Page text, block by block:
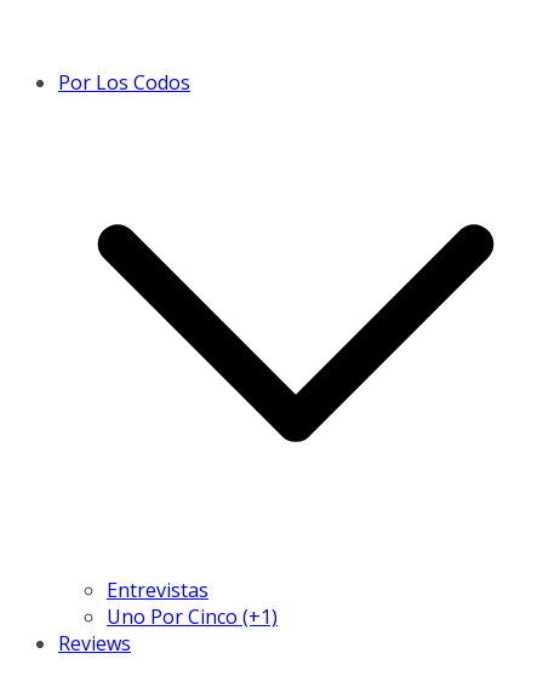
Por Los Codos
Entrevistas
Uno Por Cinco (+1)
Reviews